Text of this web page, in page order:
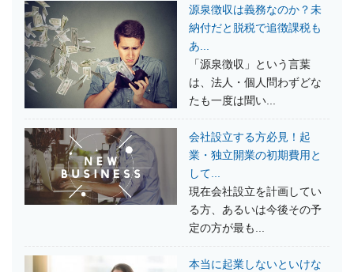
源泉徴収は義務なのか？未
納付だと脱税で追徴課税も
あ...
「源泉徴収」という言葉
は、法人・個人問わずどな
たも一度は聞い...
会社設立する方必見！起
業・独立開業の初期費用と
して...
現在会社設立を計画してい
る方、あるいは今後その予
定の方が最も...
本当に起業しないといけな